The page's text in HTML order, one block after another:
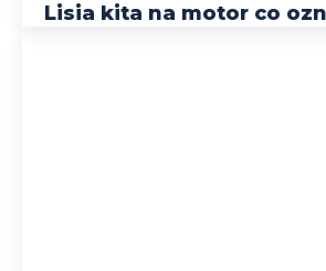
Lisia kita na motor co